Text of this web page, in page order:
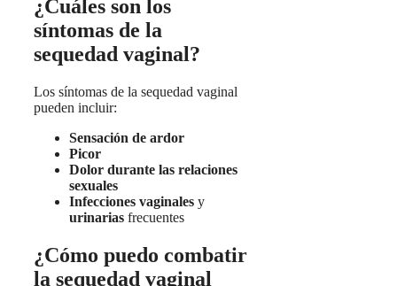
¿Cuáles son los
síntomas de la
sequedad vaginal?
Los síntomas de la sequedad vaginal
pueden incluir:
Sensación de ardor
Picor
Dolor durante las relaciones
sexuales
Infecciones vaginales y
urinarias frecuentes
¿Cómo puedo combatir
la sequedad vaginal